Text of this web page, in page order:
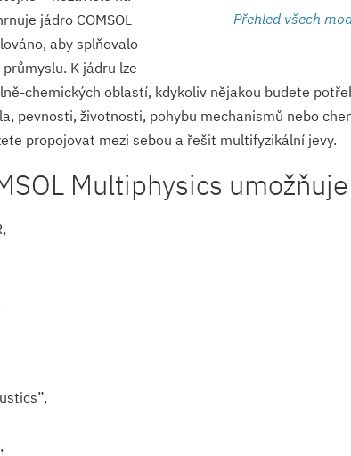
Přehled všech
jádro COMSOL
aby splňovalo
K jádru lze
chemických oblastí, kdykoliv nějakou budete
pevnosti, životnosti, pohybu mechanismů nebo
propojovat mezi sebou a řešit multifyzikální je­vy.
Multiphysics